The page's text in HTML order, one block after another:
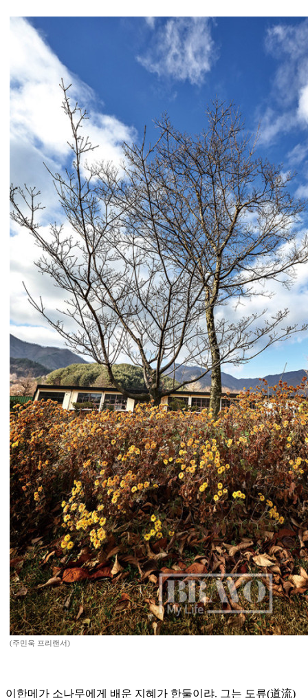
(주민욱 프리랜서)
이한메가 소나무에게 배운 지혜가 한둘이랴. 그는 도류(道流)